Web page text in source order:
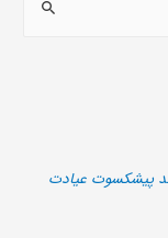
پیشکسوت عیادت